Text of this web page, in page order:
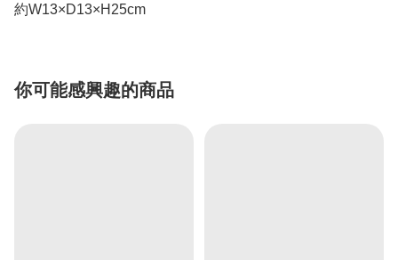
約W13×D13×H25cm
你可能感興趣的商品